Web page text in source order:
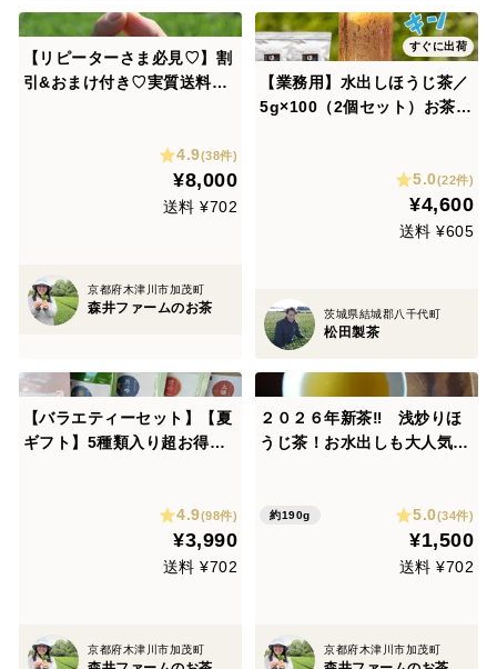
【リピーターさま必見♡】割
引&おまけ付き♡実質送料無
にどうぞ！（特記事項より6
本リクエストOKです！宇治
抹茶結やティーパックなども
4.9(38件)
¥8,000
送料 ¥702
京都府木津川市加茂町
森井ファームのお茶
すぐに出荷
【業務用】水出しほうじ茶／
5g×100（2個セット）お茶
K コスパ最強 TBG-102
5.0(22件)
¥4,600
送料 ¥605
茨城県結城郡八千代町
松田製茶
【バラエティーセット】【夏
ギフト】5種類入り超お得な
茶１種】お水出し可（農薬・
化学肥料・除草剤不使用(備
考欄でティーパック、包装・
4.9(98件)
¥3,990
送料 ¥702
京都府木津川市加茂町
２０２６年新茶‼ 浅炒りほ
うじ茶！お水出しも大人気♡
上質な茶葉のみを使用した爽
やかな香りもぜひどうぞ♡
（農薬・化学肥料・除草剤・
約190g 5.0(34件)
¥1,500
送料 ¥702
京都府木津川市加茂町